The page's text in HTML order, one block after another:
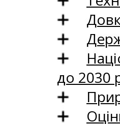
до 2030